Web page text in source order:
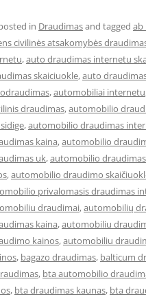
in Draudimasand tagged ab
civilinės atsakomybės
,auto draudimas internetu
skaiciuokle,auto
,automobiliai internetu
draudimas,automobilio
,automobilio draudimas
kaina,automobilio
uk,automobilio
,automobilio draudimo
privalomasis draudimas
draudimai,automobilių
kaina,automobiliu
kainos,automobiliu
, bagazo draudimas, balticum
, bta automobilio
, bta draudimas kaunas, bta